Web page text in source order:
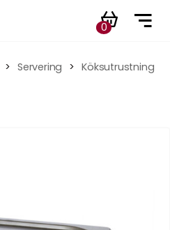
0
> Servering > Köksutrustning